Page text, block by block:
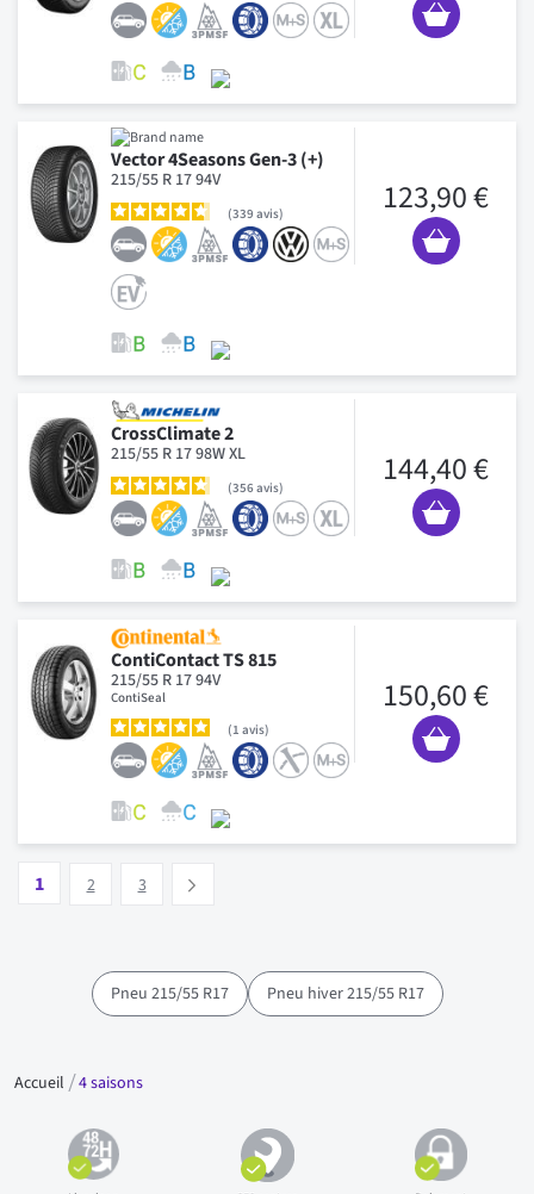
Vector 4Seasons Gen-3 (+)
215/55 R 17 94V
339 avis 123,90 €
CrossClimate 2
215/55 R 17 98W XL
356avis 144,40 €
ContiContact TS 815
215/55 R 17 94V
ContiSeal
1 avis
150,60 €
Vous lisez actuellement la page
1 2 3
Pneu 215/55 R17 Pneu hiver 215/55 R17
Accueil 4 saisons